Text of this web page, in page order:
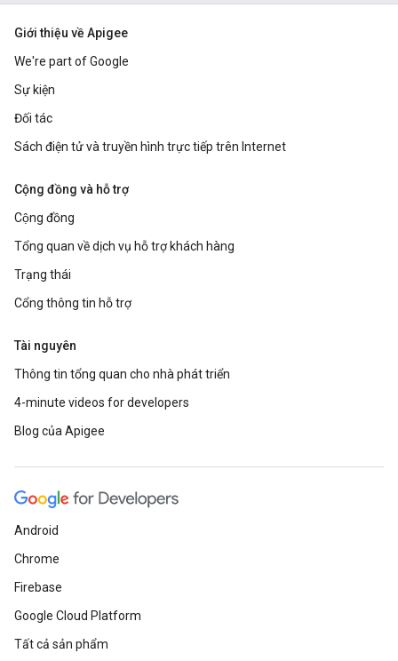
Giới thiệu về Apigee
We're part of Google
Sự kiện
Đối tác
Sách điện tử và truyền hình trực tiếp trên Internet
Cộng đồng và hỗ trợ
Cộng đồng
Tổng quan về dịch vụ hỗ trợ khách hàng
Trạng thái
Cổng thông tin hỗ trợ
Tài nguyên
Thông tin tổng quan cho nhà phát triển
4-minute videos for developers
Blog của Apigee
Android
Chrome
Firebase
Google Cloud Platform
Tất cả sản phẩm